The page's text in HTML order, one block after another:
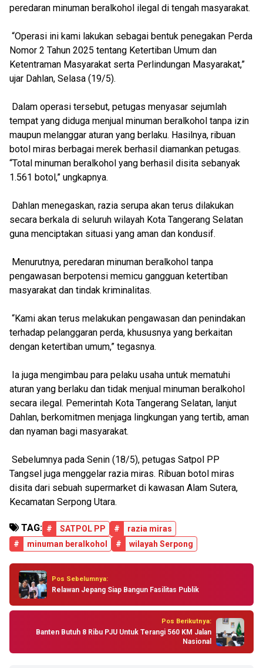
peredaran minuman beralkohol ilegal di tengah masyarakat.
“Operasi ini kami lakukan sebagai bentuk penegakan Perda
Nomor 2 Tahun 2025 tentang Ketertiban Umum dan
Ketentraman Masyarakat serta Perlindungan Masyarakat,”
ujar Dahlan, Selasa (19/5).
Dalam operasi tersebut, petugas menyasar sejumlah
tempat yang diduga menjual minuman beralkohol tanpa izin
maupun melanggar aturan yang berlaku. Hasilnya, ribuan
botol miras berbagai merek berhasil diamankan petugas.
“Total minuman beralkohol yang berhasil disita sebanyak
1.561 botol,” ungkapnya.
Dahlan menegaskan, razia serupa akan terus dilakukan
secara berkala di seluruh wilayah Kota Tangerang Selatan
guna menciptakan situasi yang aman dan kondusif.
Menurutnya, peredaran minuman beralkohol tanpa
pengawasan berpotensi memicu gangguan ketertiban
masyarakat dan tindak kriminalitas.
“Kami akan terus melakukan pengawasan dan penindakan
terhadap pelanggaran perda, khususnya yang berkaitan
dengan ketertiban umum,” tegasnya.
Ia juga mengimbau para pelaku usaha untuk mematuhi
aturan yang berlaku dan tidak menjual minuman beralkohol
secara ilegal. Pemerintah Kota Tangerang Selatan, lanjut
Dahlan, berkomitmen menjaga lingkungan yang tertib, aman
dan nyaman bagi masyarakat.
Sebelumnya pada Senin (18/5), petugas Satpol PP
Tangsel juga menggelar razia miras. Ribuan botol miras
disita dari sebuah supermarket di kawasan Alam Sutera,
Kecamatan Serpong Utara.
TAG: # SATPOL PP #
razia miras
#
minuman beralkohol # wilayah Serpong
Pos Sebelumnya:
Relawan Jepang Siap Bangun Fasilitas Publik
Pos Berikutnya:
Banten Butuh 8 Ribu PJU Untuk Terangi 560 KM Jalan
Nasional